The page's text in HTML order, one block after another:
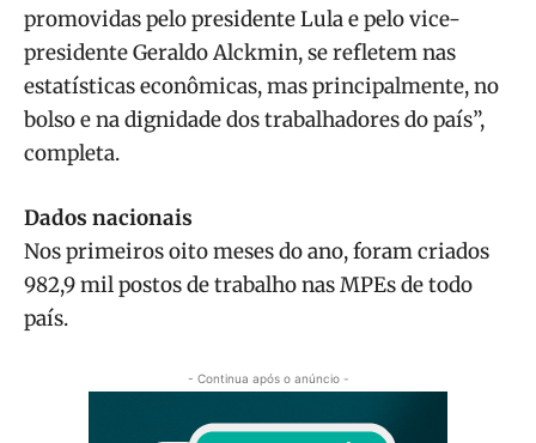
promovidas pelo presidente Lula e pelo vice-
presidente Geraldo Alckmin, se refletem nas
estatísticas econômicas, mas principalmente, no
bolso e na dignidade dos trabalhadores do país”,
completa.
Dados nacionais
Nos primeiros oito meses do ano, foram criados
982,9 mil postos de trabalho nas MPEs de todo
país.
- Continua após o anúncio -